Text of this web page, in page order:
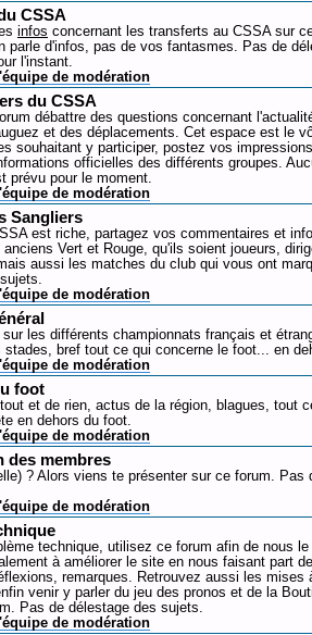
CSSA
infos concernant les transferts au CSSA sur
parle d'infos, pas de vos fantasmes. Pas de
l'instant.
de modération
du CSSA
débattre des questions concernant
et des déplacements. Cet espace est le
souhaitant y participer, postez vos
officielles des différents groupes.
prévu pour le moment.
de modération
Sangliers
est riche, partagez vos commentaires et
Vert et Rouge, qu'ils soient joueurs,
aussi les matches du club qui vous ont
de modération
les différents championnats français et
stades, bref tout ce qui concerne le foot... en
de modération
foot
et de rien, actus de la région, blagues, tout
en dehors du foot.
de modération
des membres
? Alors viens te présenter sur ce forum. Pas
de modération
technique, utilisez ce forum afin de nous le
à améliorer le site en nous faisant part
remarques. Retrouvez aussi les mises
venir y parler du jeu des pronos et de la
Pas de délestage des sujets.
de modération